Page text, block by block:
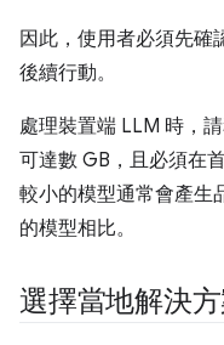
因此，使用者必須先確
後續行動。
處理裝置端 LLM 時，
可達數 GB，且必須在
較小的模型通常會產生
的模型相比。
選擇當地解決